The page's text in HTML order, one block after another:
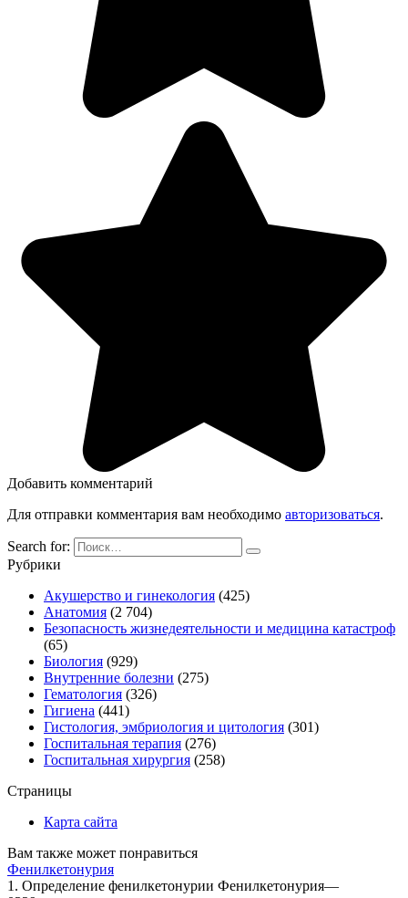
Добавить комментарий
Для отправки комментария вам необходимо авторизоваться.
Search for:
Рубрики
Акушерство и гинекология (425)
Анатомия (2 704)
Безопасность жизнедеятельности и медицина катастроф
(65)
Биология (929)
Внутренние болезни (275)
Гематология (326)
Гигиена (441)
Гистология, эмбриология и цитология (301)
Госпитальная терапия (276)
Госпитальная хирургия (258)
Страницы
Карта сайта
Вам также может понравиться
Фенилкетонурия
1. Определение фенилкетонурии Фенилкетонурия—